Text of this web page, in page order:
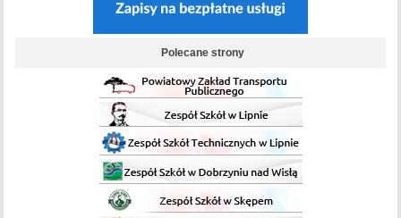
Polecane strony